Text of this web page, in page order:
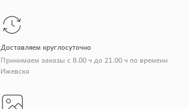
Доставляем круглосуточно
Принимаем заказы с 8.00 ч до 21.00 ч по времени
Ижевска